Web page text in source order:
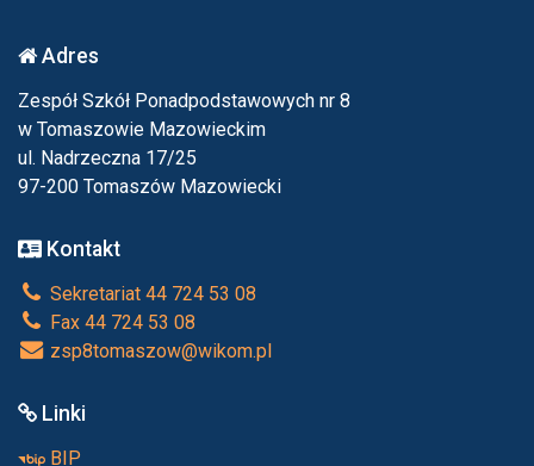
Adres
Zespół Szkół Ponadpodstawowych nr 8
w Tomaszowie Mazowieckim
ul. Nadrzeczna 17/25
97-200 Tomaszów Mazowiecki
Kontakt
Sekretariat 44 724 53 08
Fax 44 724 53 08
zsp8tomaszow@wikom.pl
Linki
BIP